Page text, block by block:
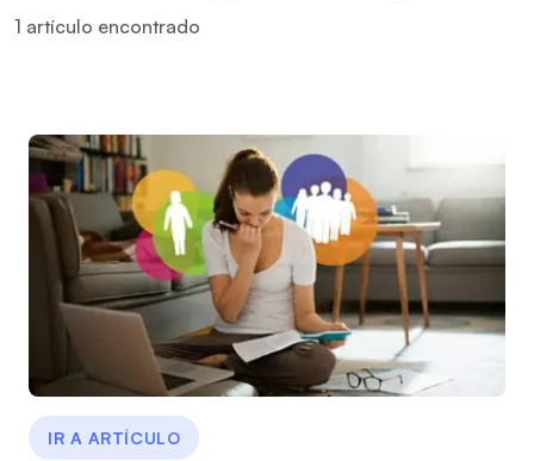
1 artículo encontrado
IR A ARTÍCULO